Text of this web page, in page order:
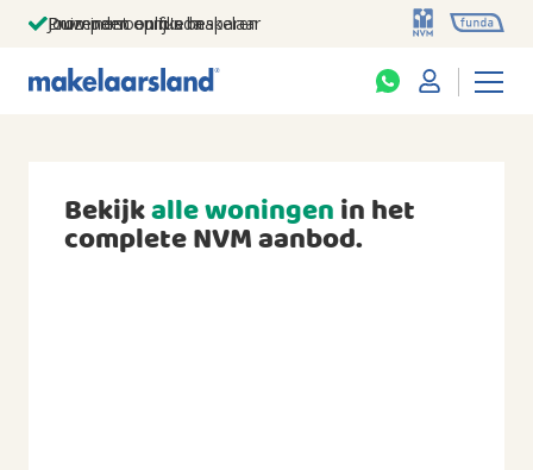
Jouw persoonlijke makelaar
Duizenden euro's besparen
Prominent op funda
Bekijkalle woningenin het
complete NVM aanbod.